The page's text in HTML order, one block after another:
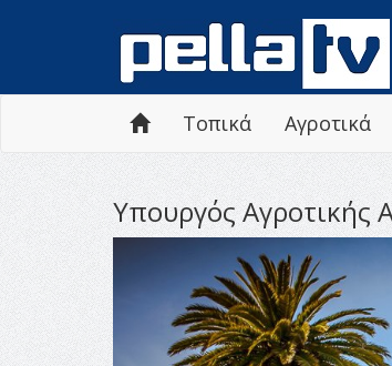
Τοπικά Αγροτικά
Υπουργός Αγροτικής